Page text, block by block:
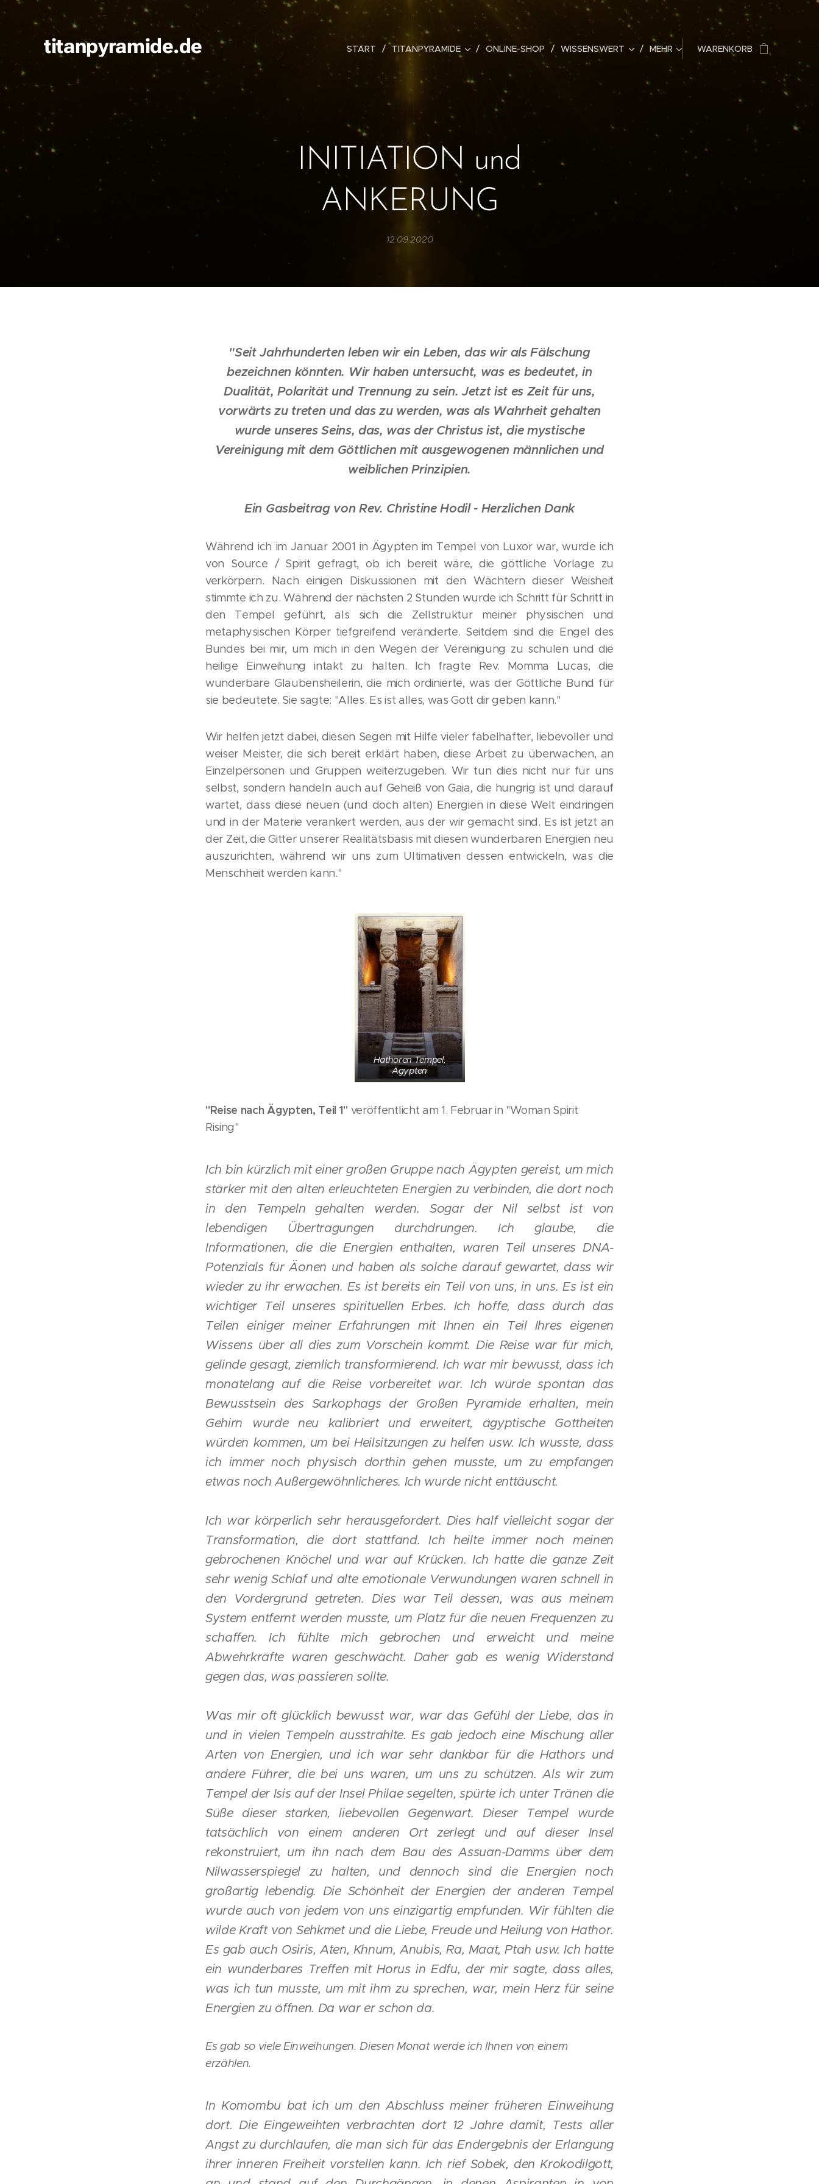
titanpyramide.de START TITANPYRAMIDE ONLINE-SHOP WISSENSWERT MEHR WARENKORB
INITIATION und
ANKERUNG
12.09.2020
"Seit Jahrhunderten leben wir ein Leben, das wir als Fälschung
bezeichnen könnten. Wir haben untersucht, was es bedeutet, in
Dualität, Polarität und Trennung zu sein. Jetzt ist es Zeit für uns,
vorwärts zu treten und das zu werden, was als Wahrheit gehalten
wurde unseres Seins, das, was der Christus ist, die mystische
Vereinigung mit dem Göttlichen mit ausgewogenen männlichen und
weiblichen Prinzipien.
Ein Gasbeitrag von Rev. Christine Hodil - Herzlichen Dank
Während ich im Januar 2001 in Ägypten im Tempel von Luxor war, wurde ich
von Source / Spirit gefragt, ob ich bereit wäre, die göttliche Vorlage zu
verkörpern. Nach einigen Diskussionen mit den Wächtern dieser Weisheit
stimmte ich zu. Während der nächsten 2 Stunden wurde ich Schritt für Schritt in
den Tempel geführt, als sich die Zellstruktur meiner physischen und
metaphysischen Körper tiefgreifend veränderte. Seitdem sind die Engel des
Bundes bei mir, um mich in den Wegen der Vereinigung zu schulen und die
heilige Einweihung intakt zu halten. Ich fragte Rev. Momma Lucas, die
wunderbare Glaubensheilerin, die mich ordinierte, was der Göttliche Bund für
sie bedeutete. Sie sagte: "Alles. Es ist alles, was Gott dir geben kann."
Wir helfen jetzt dabei, diesen Segen mit Hilfe vieler fabelhafter, liebevoller und
weiser Meister, die sich bereit erklärt haben, diese Arbeit zu überwachen, an
Einzelpersonen und Gruppen weiterzugeben. Wir tun dies nicht nur für uns
selbst, sondern handeln auch auf Geheiß von Gaia, die hungrig ist und darauf
wartet, dass diese neuen (und doch alten) Energien in diese Welt eindringen
und in der Materie verankert werden, aus der wir gemacht sind. Es ist jetzt an
der Zeit, die Gitter unserer Realitätsbasis mit diesen wunderbaren Energien neu
auszurichten, während wir uns zum Ultimativen dessen entwickeln, was die
Menschheit werden kann."
Hathoren Tempel,
Ägypten
"Reise nach Ägypten, Teil 1" veröffentlicht am 1. Februar in "Woman Spirit
Rising"
Ich bin kürzlich mit einer großen Gruppe nach Ägypten gereist, um mich
stärker mit den alten erleuchteten Energien zu verbinden, die dort noch
in den Tempeln gehalten werden. Sogar der Nil selbst ist von
lebendigen Übertragungen durchdrungen. Ich glaube, die
Informationen, die die Energien enthalten, waren Teil unseres DNA-
Potenzials für Äonen und haben als solche darauf gewartet, dass wir
wieder zu ihr erwachen. Es ist bereits ein Teil von uns, in uns. Es ist ein
wichtiger Teil unseres spirituellen Erbes. Ich hoffe, dass durch das
Teilen einiger meiner Erfahrungen mit Ihnen ein Teil Ihres eigenen
Wissens über all dies zum Vorschein kommt. Die Reise war für mich,
gelinde gesagt, ziemlich transformierend. Ich war mir bewusst, dass ich
monatelang auf die Reise vorbereitet war. Ich würde spontan das
Bewusstsein des Sarkophags der Großen Pyramide erhalten, mein
Gehirn wurde neu kalibriert und erweitert, ägyptische Gottheiten
würden kommen, um bei Heilsitzungen zu helfen usw. Ich wusste, dass
ich immer noch physisch dorthin gehen musste, um zu empfangen
etwas noch Außergewöhnlicheres. Ich wurde nicht enttäuscht.
Ich war körperlich sehr herausgefordert. Dies half vielleicht sogar der
Transformation, die dort stattfand. Ich heilte immer noch meinen
gebrochenen Knöchel und war auf Krücken. Ich hatte die ganze Zeit
sehr wenig Schlaf und alte emotionale Verwundungen waren schnell in
den Vordergrund getreten. Dies war Teil dessen, was aus meinem
System entfernt werden musste, um Platz für die neuen Frequenzen zu
schaffen. Ich fühlte mich gebrochen und erweicht und meine
Abwehrkräfte waren geschwächt. Daher gab es wenig Widerstand
gegen das, was passieren sollte.
Was mir oft glücklich bewusst war, war das Gefühl der Liebe, das in
und in vielen Tempeln ausstrahlte. Es gab jedoch eine Mischung aller
Arten von Energien, und ich war sehr dankbar für die Hathors und
andere Führer, die bei uns waren, um uns zu schützen. Als wir zum
Tempel der Isis auf der Insel Philae segelten, spürte ich unter Tränen die
Süße dieser starken, liebevollen Gegenwart. Dieser Tempel wurde
tatsächlich von einem anderen Ort zerlegt und auf dieser Insel
rekonstruiert, um ihn nach dem Bau des Assuan-Damms über dem
Nilwasserspiegel zu halten, und dennoch sind die Energien noch
großartig lebendig. Die Schönheit der Energien der anderen Tempel
wurde auch von jedem von uns einzigartig empfunden. Wir fühlten die
wilde Kraft von Sehkmet und die Liebe, Freude und Heilung von Hathor.
Es gab auch Osiris, Aten, Khnum, Anubis, Ra, Maat, Ptah usw. Ich hatte
ein wunderbares Treffen mit Horus in Edfu, der mir sagte, dass alles,
was ich tun musste, um mit ihm zu sprechen, war, mein Herz für seine
Energien zu öffnen. Da war er schon da.
Es gab so viele Einweihungen. Diesen Monat werde ich Ihnen von einem
erzählen.
In Komombu bat ich um den Abschluss meiner früheren Einweihung
dort. Die Eingeweihten verbrachten dort 12 Jahre damit, Tests aller
Angst zu durchlaufen, die man sich für das Endergebnis der Erlangung
ihrer inneren Freiheit vorstellen kann. Ich rief Sobek, den Krokodilgott,